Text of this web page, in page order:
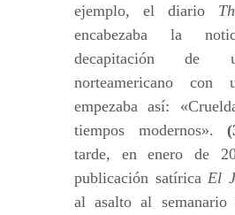
ejemplo, el diario
encabezaba la
decapitación de
norteamericano
empezaba así:
tiempos modernos».
tarde, en enero de
publicación satírica El
al asalto al semanario